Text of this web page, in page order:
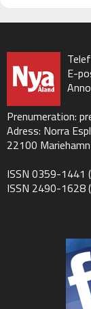
E-
Prenumeration:
Adress: Norra
22100 Mariehamn
ISSN 0359-1441
ISSN 2490-1628